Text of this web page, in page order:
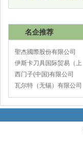
名企推荐
聖杰國際股份有限公司
伊斯卡刀具国际贸易（上
海）有限公司
西门子(中国)有限公司
瓦尔特（无锡）有限公司